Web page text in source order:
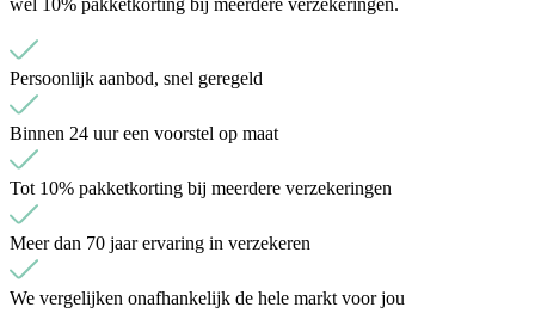
Persoonlijk aanbod, snel geregeld
Binnen 24 uur een voorstel op maat
Tot 10% pakketkorting bij meerdere verzekeringen
Meer dan 70 jaar ervaring in verzekeren
We vergelijken onafhankelijk de hele markt voor jou